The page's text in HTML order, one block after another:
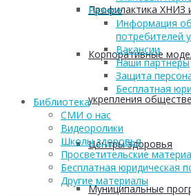
Профилактика
Корпоративные
укрепления
Центры здоровья
Муниципальные
Разное
Информация
потребителей
Вакансии
Наши партнеры
Защита
Бесплатная
Библиотека
СМИ о нас
Видеоролики
Школы здоровья
Просветительские
Бесплатная юридическая
Другие материалы